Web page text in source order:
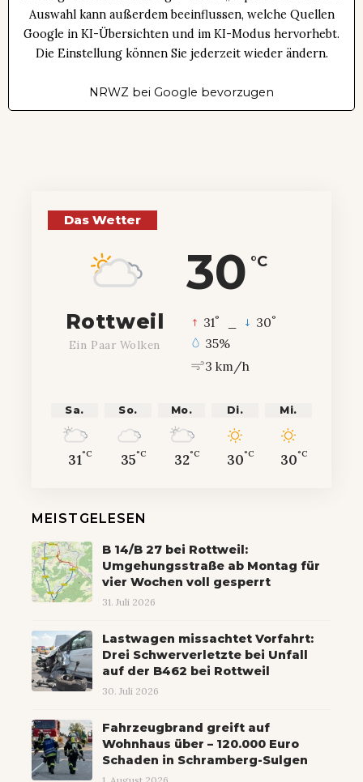
Auswahl kann außerdem beeinflussen, welche Quellen
Google in KI-Übersichten und im KI-Modus hervorhebt.
Die Einstellung können Sie jederzeit wieder ändern.
NRWZ bei Google bevorzugen
Das Wetter
30 °C
Rottweil
Ein Paar Wolken
31° 30°
35%
3 km/h
Sa.
31°C
So.
35°C
Mo.
32°C
Di.
30°C
Mi.
30°C
MEISTGELESEN
B 14/B 27 bei Rottweil:
Umgehungsstraße ab Montag für
vier Wochen voll gesperrt
31. Juli 2026
Lastwagen missachtet Vorfahrt:
Drei Schwerverletzte bei Unfall
auf der B462 bei Rottweil
30. Juli 2026
Fahrzeugbrand greift auf
Wohnhaus über – 120.000 Euro
Schaden in Schramberg-Sulgen